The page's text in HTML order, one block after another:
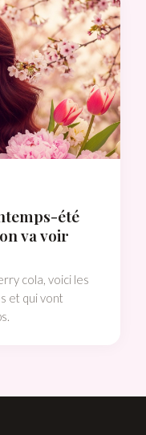
été
va voir
cola, voici les
et qui vont